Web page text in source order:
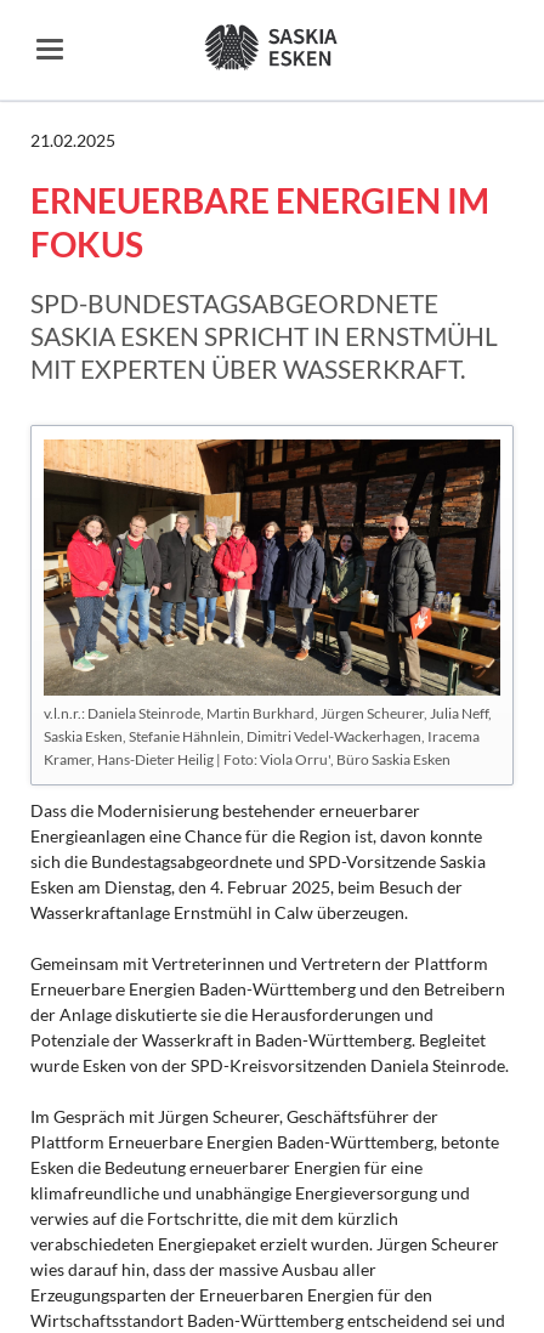
21.02.2025
ERNEUERBARE ENERGIEN IM
FOKUS
SPD-BUNDESTAGSABGEORDNETE
SASKIA ESKEN SPRICHT IN ERNSTMÜHL
MIT EXPERTEN ÜBER WASSERKRAFT.
v.l.n.r.: Daniela Steinrode, Martin Burkhard, Jürgen Scheurer, Julia Neff,
Saskia Esken, Stefanie Hähnlein, Dimitri Vedel-Wackerhagen, Iracema
Kramer, Hans-Dieter Heilig | Foto: Viola Orru', Büro Saskia Esken
Dass die Modernisierung bestehender erneuerbarer
Energieanlagen eine Chance für die Region ist, davon konnte
sich die Bundestagsabgeordnete und SPD-Vorsitzende Saskia
Esken am Dienstag, den 4. Februar 2025, beim Besuch der
Wasserkraftanlage Ernstmühl in Calw überzeugen.
Gemeinsam mit Vertreterinnen und Vertretern der Plattform
Erneuerbare Energien Baden-Württemberg und den Betreibern
der Anlage diskutierte sie die Herausforderungen und
Potenziale der Wasserkraft in Baden-Württemberg. Begleitet
wurde Esken von der SPD-Kreisvorsitzenden Daniela Steinrode.
Im Gespräch mit Jürgen Scheurer, Geschäftsführer der
Plattform Erneuerbare Energien Baden-Württemberg, betonte
Esken die Bedeutung erneuerbarer Energien für eine
klimafreundliche und unabhängige Energieversorgung und
verwies auf die Fortschritte, die mit dem kürzlich
verabschiedeten Energiepaket erzielt wurden. Jürgen Scheurer
wies darauf hin, dass der massive Ausbau aller
Erzeugungsparten der Erneuerbaren Energien für den
Wirtschaftsstandort Baden-Württemberg entscheidend sei und